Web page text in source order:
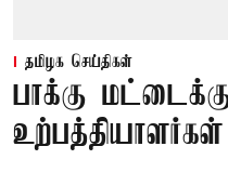
தமிழக செய்திகள்
பாக்கு